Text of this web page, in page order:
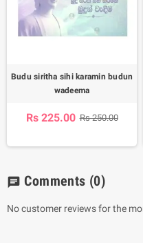
Budu siritha sihi karamin budun
wadeema
Rs 225.00 Rs 250.00
chat Comments (0)
No customer reviews for the